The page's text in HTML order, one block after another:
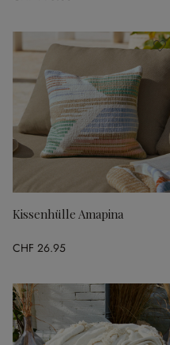
Kissenhülle Amapina
CHF 26.95